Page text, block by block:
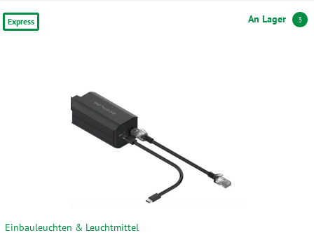
Express An Lager 3
Einbauleuchten & Leuchtmittel